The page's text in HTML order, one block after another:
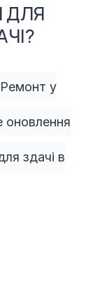
ДЛЯ
Ремонт у
оновлення
здачі в